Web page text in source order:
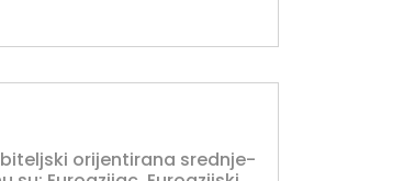
orijentirana srednje-